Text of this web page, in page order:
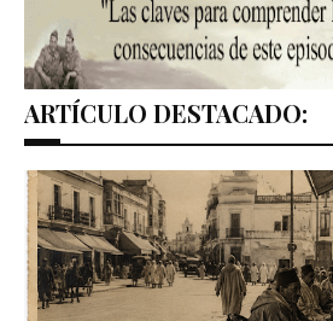
ARTÍCULO DESTACADO: